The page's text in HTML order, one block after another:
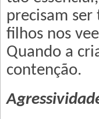
precisam
filhos nos
Quando a
contenção.